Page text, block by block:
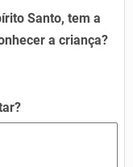
Santo, tem a
a criança?